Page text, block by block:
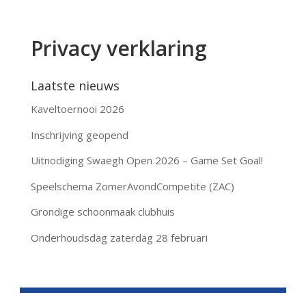
Privacy verklaring
Laatste nieuws
Kaveltoernooi 2026
Inschrijving geopend
Uitnodiging Swaegh Open 2026 – Game Set Goal!
Speelschema ZomerAvondCompetite (ZAC)
Grondige schoonmaak clubhuis
Onderhoudsdag zaterdag 28 februari